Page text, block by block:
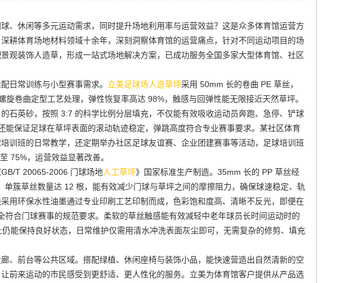
、休闲等多元运动需求，同时提升场地利用率与运营效益？这是众多体育馆运营方
深耕体育场地材料领域十余年，深刻洞察体育馆的运营痛点，针对不同运动项目的场
观装饰人造草，形成一站式场地解决方案，已成功服务全国多家大型体育馆、社区
日常训练与小型赛事需求。 立美足球场人造草坪采用 50mm 长的卷曲 PE 草丝，
卷曲定型工艺处理，弹性恢复率高达 98%，触感与回弹性能无限接近天然草坪。
石英砂，按照 3:7 的科学比例分层填充，不仅能有效吸收运动员奔跑、急停、铲球
保证足球在草坪表面的滚动轨迹稳定，弹跳高度符合专业赛事要求。某社区体育
训班的日常教学，还定期举办社区足球友谊赛、企业团建赛事等活动，足球培训班
75%，运营效益显著改善。
T 20065-2006 门球场地人工草坪》国家标准生产制造。35mm 长的 PP 草丝经
簇草丝数量达 12 根，能有效减少门球与草坪之间的摩擦阻力，确保球速稳定、轨
用环保水性油墨通过专业印刷工艺印制而成，色彩饱和度高、清晰不反光，即便在
合门球赛事的规范要求。柔软的草丝触感能有效减轻中老年球员长时间运动时的
能保持良好状态，日常维护仅需用清水冲洗表面灰尘即可，无需复杂的修剪、填充
、前台等公共区域。搭配绿植、休闲座椅与装饰小品，能快速营造出自然清新的空
前来运动的市民感受到更舒适、更人性化的服务。立美为体育馆客户提供从产品选